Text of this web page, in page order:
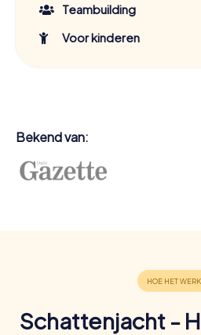
Teambuilding
Voor kinderen
Bekend van:
Schattenjacht -